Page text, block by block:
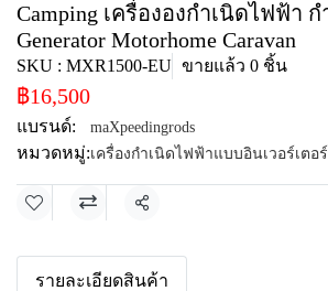
Camping เครื่ององกําเนิดไฟฟ้า
Generator Motorhome Caravan
SKU : MXR1500-EU ขายแล้ว 0 ชิ้น
฿16,500
แบรนด์: maXpeedingrods
หมวดหมู่:เครื่องกำเนิดไฟฟ้าแบบอินเวอร์เตอร์
แชร์
รายละเอียดสินค้า